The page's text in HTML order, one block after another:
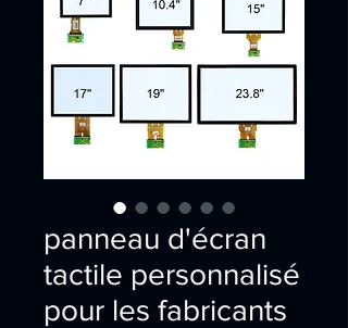
panneau d'écran
tactile personnalisé
pour les fabricants